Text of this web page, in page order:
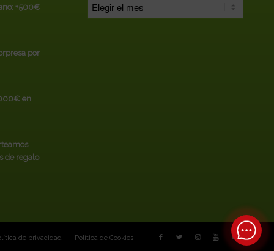
+500€
por
en
de regalo
de privacidad Política de Cookies